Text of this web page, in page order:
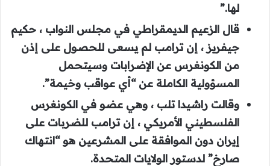
لها.”
قال الزعيم الديمقراطي في مجلس النواب ، حكيم
جيفريز ، إن ترامب لم يسعى للحصول على إذن
من الكونغرس عن الإضرابات وسيتحمل
المسؤولية الكاملة عن “أي عواقب وخيمة”.
وقالت راشيدا تلب ، وهي عضو في الكونغرس
الفلسطيني الأمريكي ، إن ترامب للضربات على
إيران دون الموافقة على المشرعين هو “انتهاك
صارخ” لدستور الولايات المتحدة.